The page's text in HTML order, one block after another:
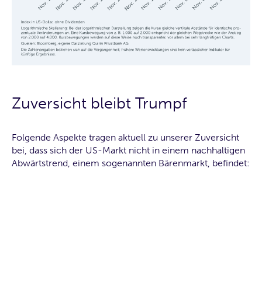
Zuversicht bleibt Trumpf
Folgende Aspekte tragen aktuell zu unserer Zuversicht
bei, dass sich der US-Markt nicht in einem nachhaltigen
Abwärtstrend, einem sogenannten Bärenmarkt, befindet: